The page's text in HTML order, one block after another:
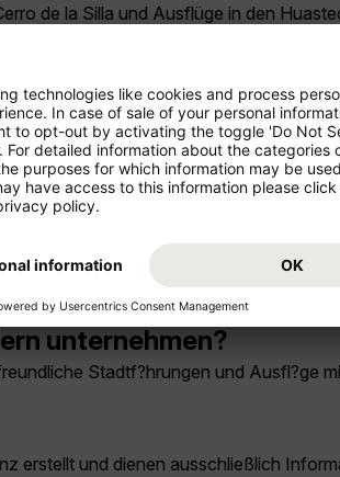
de la Silla und Ausflüge in den
reisen?
Klima und Saison können Wetter,
(Mexiko) lokale Märkte, kleinere
unternehmen?
Stadtf?hrungen und Ausfl?ge
erstellt und dienen ausschließlich